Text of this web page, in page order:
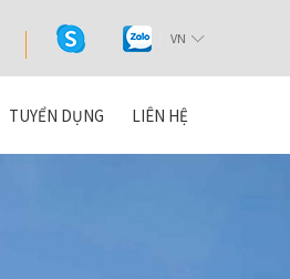
VN
TUYỂN DỤNG LIÊN HỆ